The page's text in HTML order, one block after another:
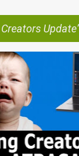
Update